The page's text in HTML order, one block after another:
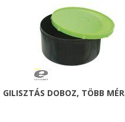
GILISZTÁS DOBOZ, TÖBB